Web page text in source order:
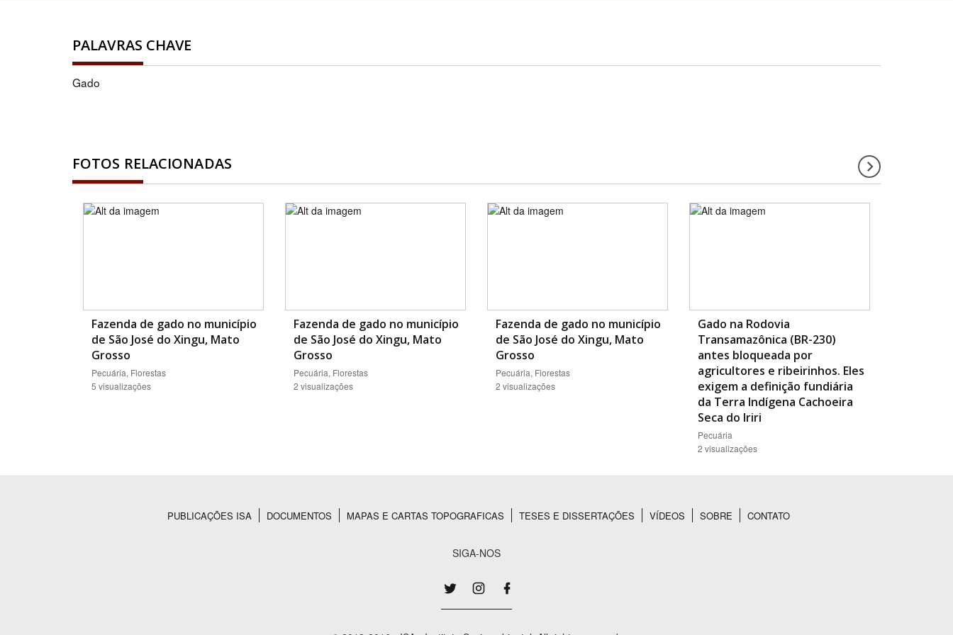
PALAVRAS CHAVE
Gado
FOTOS RELACIONADAS
Fazenda de gado no município
de São José do Xingu, Mato
Grosso
Pecuária, Florestas
5 visualizações
Fazenda de gado no município
de São José do Xingu, Mato
Grosso
Pecuária, Florestas
2 visualizações
Fazenda de gado no município
de São José do Xingu, Mato
Grosso
Pecuária, Florestas
2 visualizações
Gado na Rodovia
Transamazônica (BR-230)
antes bloqueada por
agricultores e ribeirinhos. Eles
exigem a definição fundiária
da Terra Indígena Cachoeira
Seca do Iriri
Pecuária
2 visualizações
PUBLICAÇÕES ISA DOCUMENTOS MAPAS E CARTAS TOPOGRAFICAS TESES E DISSERTAÇÕES VÍDEOS SOBRE CONTATO
SIGA-NOS